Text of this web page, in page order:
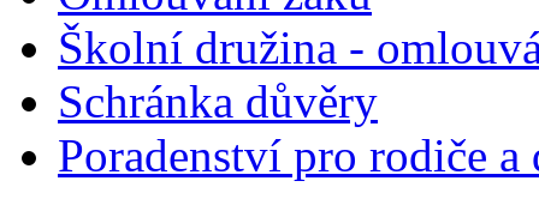
Školní družina -
Schránka důvěry
Poradenství pro rodiče